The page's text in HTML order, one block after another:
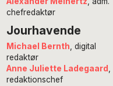
chefredaktør
Jourhavende
Michael Bernth , digital
redaktør
Anne Juliette Ladegaard
redaktionschef